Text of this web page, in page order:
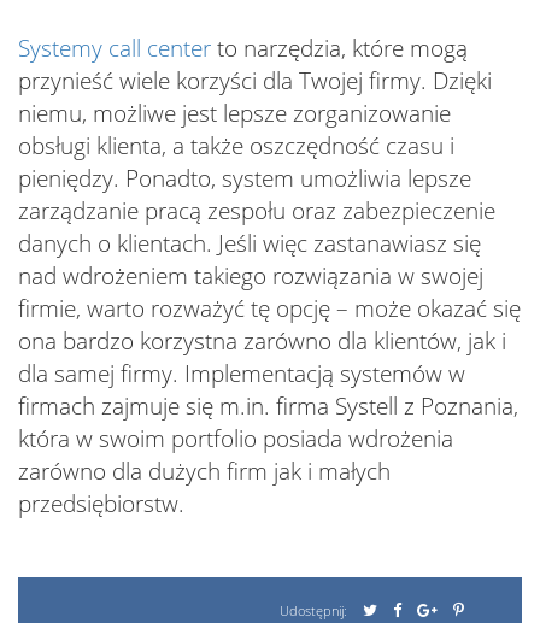
Systemy call centerto narzędzia, które mogą
przynieść wiele korzyści dla Twojej firmy. Dzięki
niemu, możliwe jest lepsze zorganizowanie
obsługi klienta, a także oszczędność czasu i
pieniędzy. Ponadto, system umożliwia lepsze
zarządzanie pracą zespołu oraz zabezpieczenie
danych o klientach. Jeśli więc zastanawiasz się
nad wdrożeniem takiego rozwiązania w swojej
firmie, warto rozważyć tę opcję – może okazać się
ona bardzo korzystna zarówno dla klientów, jak i
dla samej firmy. Implementacją systemów w
firmach zajmuje się m.in. firma Systell z Poznania,
która w swoim portfolio posiada wdrożenia
zarówno dla dużych firm jak i małych
przedsiębiorstw.
Udostępnij: